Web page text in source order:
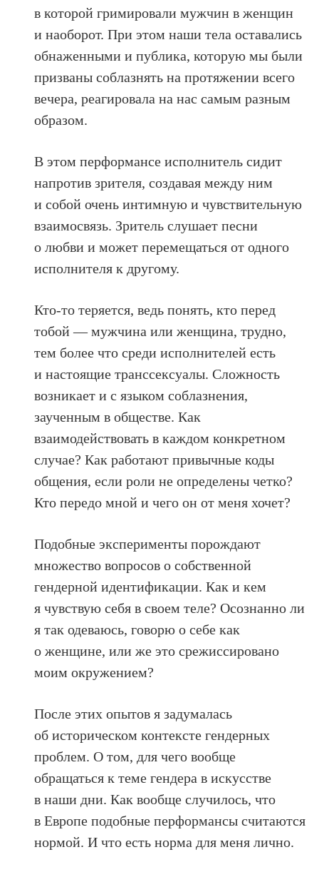
в которой гримировали мужчин в женщин
и наоборот. При этом наши тела оставались
обнаженными и публика, которую мы были
призваны соблазнять на протяжении всего
вечера, реагировала на нас самым разным
образом.
В этом перформансе исполнитель сидит
напротив зрителя, создавая между ним
и собой очень интимную и чувствительную
взаимосвязь. Зритель слушает песни
о любви и может перемещаться от одного
исполнителя к другому.
Кто‑то теряется, ведь понять, кто перед
тобой — мужчина или женщина, трудно,
тем более что среди исполнителей есть
и настоящие транссексуалы. Сложность
возникает и с языком соблазнения,
заученным в обществе. Как
взаимодействовать в каждом конкретном
случае? Как работают привычные коды
общения, если роли не определены четко?
Кто передо мной и чего он от меня хочет?
Подобные эксперименты порождают
множество вопросов о собственной
гендерной идентификации. Как и кем
я чувствую себя в своем теле? Осознанно ли
я так одеваюсь, говорю о себе как
о женщине, или же это срежиссировано
моим окружением?
После этих опытов я задумалась
об историческом контексте гендерных
проблем. О том, для чего вообще
обращаться к теме гендера в искусстве
в наши дни. Как вообще случилось, что
в Европе подобные перформансы считаются
нормой. И что есть норма для меня лично.